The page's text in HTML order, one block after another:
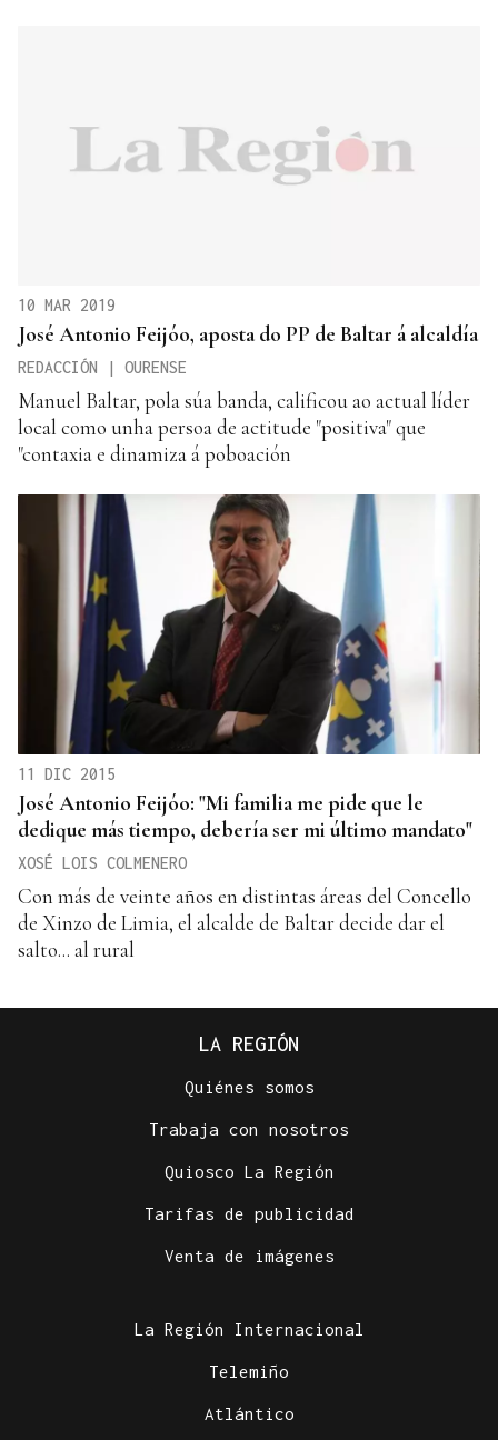
10 MAR 2019
José Antonio Feijóo, aposta do PP de Baltar á alcaldía
REDACCIÓN | OURENSE
Manuel Baltar, pola súa banda, calificou ao actual líder
local como unha persoa de actitude "positiva" que
"contaxia e dinamiza á poboación
11 DIC 2015
José Antonio Feijóo: "Mi familia me pide que le
dedique más tiempo, debería ser mi último mandato"
XOSÉ LOIS COLMENERO
Con más de veinte años en distintas áreas del Concello
de Xinzo de Limia, el alcalde de Baltar decide dar el
salto... al rural
LA REGIÓN
Quiénes somos
Trabaja con nosotros
Quiosco La Región
Tarifas de publicidad
Venta de imágenes
La Región Internacional
Telemiño
Atlántico